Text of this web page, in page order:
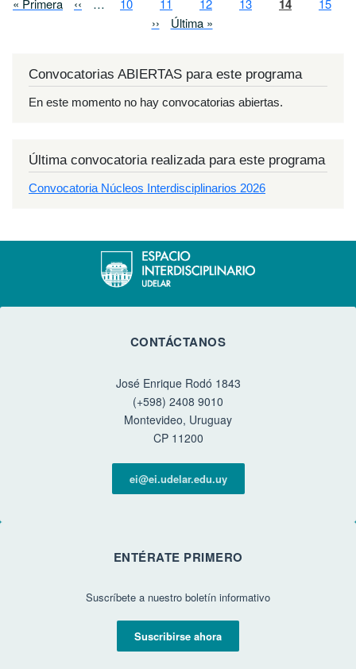
« Primera ‹‹ … 10 11 12 13 14
15
Siguiente página
›› Última página
Última »
Convocatorias ABIERTAS para este programa
En este momento no hay convocatorias abiertas.
Última convocatoria realizada para este programa
Convocatoria Núcleos Interdisciplinarios 2026
CONTÁCTANOS
José Enrique Rodó 1843
(+598) 2408 9010
Montevideo, Uruguay
CP 11200
ei@ei.udelar.edu.uy
ENTÉRATE PRIMERO
Suscríbete a nuestro boletín informativo
Suscribirse ahora